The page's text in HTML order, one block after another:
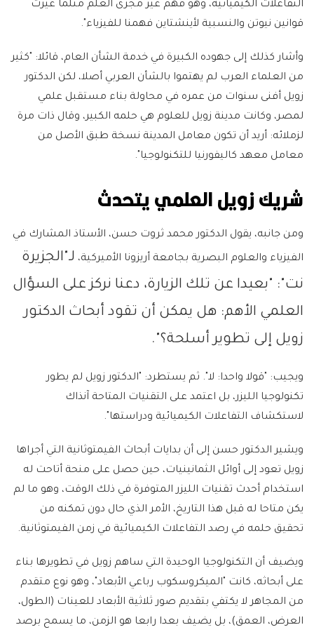
التفاعلات الكيميائية، وهو فهم غيّر مجرى العلم مثلما غيرت
قوانين نيوتن والنسبية لأينشتاين فهمنا للفيزياء".
وأشار كذلك إلى جهوده الكبيرة في خدمة الشأن العام، قائلا: "كثير
من العلماء العرب لم يهتموا بالشأن العربي أصلا، لكن الدكتور
زويل أفنى سنوات من عمره في محاولة بناء مستقبل علمي
لمصر، وكانت مدينة زويل للعلوم هي حلمه الكبير، وقال ذات مرة
لزملائه: أريد أن تكون معامل المدينة نسخة طبق الأصل من
معامل معهد كاليفورنيا للتكنولوجيا".
شريك زويل العلمي يتحدث
ومن جانبه، يقول الدكتور محمد ثروت حسن، الأستاذ المشارك في
الفيزياء والعلوم البصرية بجامعة أريزونا الأميركية، لـ"الجزيرة
نت": "بعيدا عن تلك الزيارة، دعنا نركز على السؤال
العلمي الأهم: هل يمكن أن تقود أبحاث الدكتور
زويل إلى تطوير أسلحة؟".
ويجيب: "قولا واحدا: لا". ثم يستطرد: "الدكتور زويل لم يطور
تكنولوجيا الليزر، بل اعتمد على التقنيات المتاحة آنذاك
لاستكشاف التفاعلات الكيميائية ودراستها".
ويشير الدكتور حسن إلى أن بدايات أبحاث الفيمتوثانية التي أجراها
زويل تعود إلى أوائل الثمانينيات، حين حصل على منحة أتاحت له
استخدام أحدث تقنيات الليزر المتوفرة في ذلك الوقت، وهو ما لم
يكن متاحا له قبل هذا التاريخ، الأمر الذي حال دون تمكنه من
تحقيق حلمه في رصد التفاعلات الكيميائية في زمن الفيمتوثانية.
ويضيف أن التكنولوجيا الوحيدة التي ساهم زويل في تطويرها بناء
على أبحاثه، كانت "الميكروسكوب رباعي الأبعاد"، وهو نوع متقدم
من المجاهر لا يكتفي بتقديم صور ثلاثية الأبعاد للعينات (الطول،
العرض، العمق)، بل يضيف بعدا رابعا هو الزمن، ما يسمح برصد